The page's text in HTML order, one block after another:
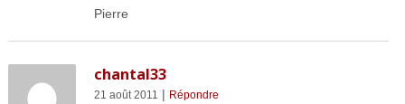
Pierre
chantal33
21 août 2011 | Répondre